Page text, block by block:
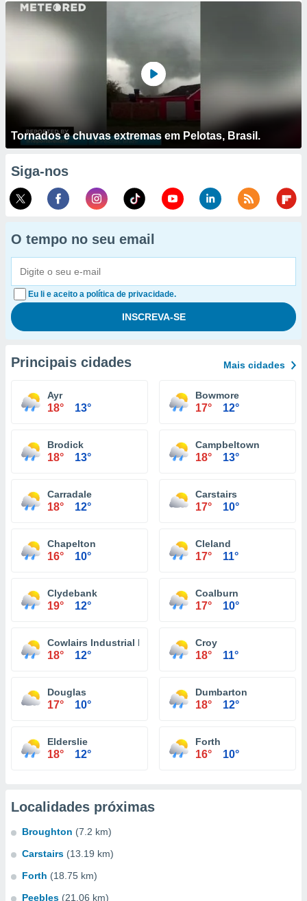
Tornados e chuvas extremas em Pelotas, Brasil.
Siga-nos
O tempo no seu email
Eu li e aceito a política de privacidade.
Principais cidades Mais cidades
Ayr
18° 13°
Bowmore
17° 12°
Brodick
18° 13°
Campbeltown
18° 13°
Carradale
18° 12°
Carstairs
17° 10°
Chapelton
16° 10°
Cleland
17° 11°
Clydebank
19° 12°
Coalburn
17° 10°
Cowlairs Industrial Estate
18° 12°
Croy
18° 11°
Douglas
17° 10°
Dumbarton
18° 12°
Elderslie
18° 12°
Forth
16° 10°
Localidades próximas
Broughton (7.2 km)
Carstairs (13.19 km)
Forth (18.75 km)
Peebles (21.06 km)